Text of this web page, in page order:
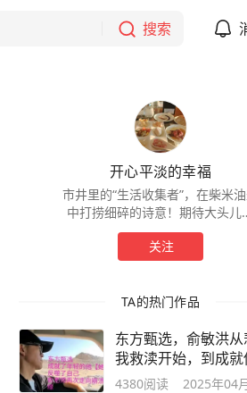
搜索
开心平淡的幸福
市井里的“生活收集者”，在柴米
中打捞细碎的诗意！期待大头儿
小头爸爸再相遇
关注
TA的热门作品
东方甄选，俞敏洪从
我救渎开始，到成就
自身结束
4380阅读 2025年04